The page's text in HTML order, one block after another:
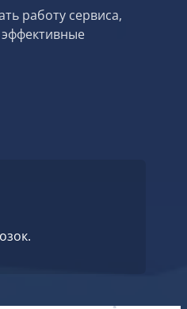
работу сервиса,